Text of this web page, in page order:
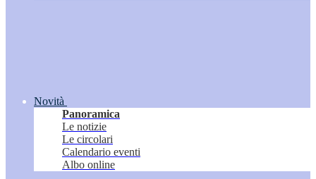
Novità
Panoramica
Le notizie
Le circolari
Calendario eventi
Albo online